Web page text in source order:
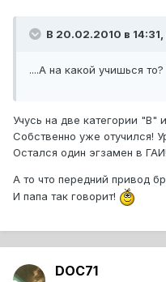
В 20.02.2010 в
....А на какой учишься то?
Учусь на две категории "В"
Собственно уже отучился!
Остался один эгзамен в ГАИ!
А то что передний привод
И папа так говорит!
DOC71